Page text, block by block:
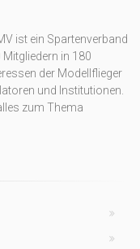
ist ein Spartenverband
in 180
der Modellflieger
und Institutionen.
zum Thema